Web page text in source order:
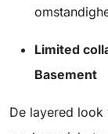
Limited
Basement
De layered